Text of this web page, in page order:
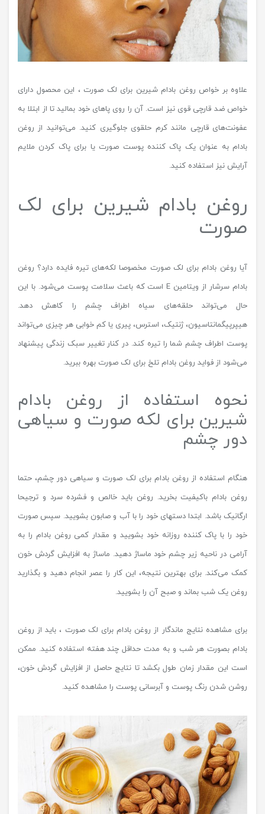
علاوه بر خواص روغن بادام شیرین برای لک صورت ، این محصول دارای
خواص ضد قارچی قوی نیز است. آن را روی پاهای خود بمالید تا از ابتلا به
عفونت‌های قارچی مانند کرم حلقوی جلوگیری کنید. می‌توانید از روغن
بادام به عنوان یک پاک کننده پوست صورت یا برای پاک کردن ملایم
آرایش نیز استفاده کنید.
روغن بادام شیرین برای لک
صورت
آیا روغن بادام برای لک صورت مخصوصا لکه‌های تیره فایده دارد؟ روغن
بادام سرشار از ویتامین E است که باعث سلامت پوست می‌شود. با این
حال می‌تواند حلقه‌های سیاه اطراف چشم را کاهش دهد.
هیپرپیگمانتاسیون، ژنتیک، استرس، پیری یا کم خوابی هر چیزی می‌تواند
پوست اطراف چشم شما را تیره کند. در کنار تغییر سبک زندگی پیشنهاد
می‌شود از فواید روغن بادام تلخ برای لک صورت بهره ببرید.
نحوه استفاده از روغن بادام
شیرین برای لکه صورت و سیاهی
دور چشم
هنگام استفاده از روغن بادام برای لک صورت و سیاهی دور چشم، حتما
روغن بادام باکیفیت بخرید. روغن باید خالص و فشرده سرد و ترجیحا
ارگانیک باشد. ابتدا دستهای خود را با آب و صابون بشویید. سپس صورت
خود را با پاک کننده روزانه خود بشویید و مقدار کمی روغن بادام را به
آرامی در ناحیه زیر چشم خود ماساژ دهید. ماساژ به افزایش گردش خون
کمک می‌کند. برای بهترین نتیجه، این کار را عصر انجام دهید و بگذارید
روغن یک شب بماند و صبح آن را بشویید.
برای مشاهده نتایج ماندگار از روغن بادام برای لک صورت ، باید از روغن
بادام بصورت هر شب و به مدت حداقل چند هفته استفاده کنید. ممکن
است این مقدار زمان طول بکشد تا نتایج حاصل از افزایش گردش خون،
روشن شدن رنگ پوست و آبرسانی پوست را مشاهده کنید.